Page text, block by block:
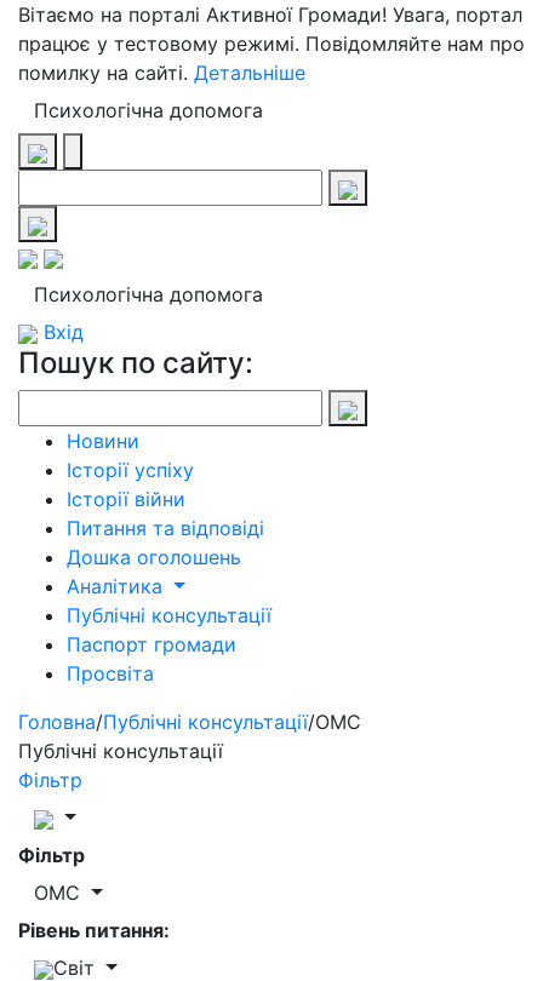
Вітаємо на порталі Активної Громади! Увага, портал
працює у тестовому режимі. Повідомляйте нам про
помилку на сайті. Детальніше
Психологічна допомога
Психологічна допомога
Вхід
Пошук по сайту:
Новини
Історії успіху
Історії війни
Питання та відповіді
Дошка оголошень
Аналітика
Публічні консультації
Паспорт громади
Просвіта
Головна/Публічні консультації/ОМС
Публічні консультації
Фільтр
Фільтр
ОМС
Рівень питання:
Світ